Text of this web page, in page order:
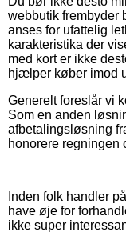
webbutik frembyder
anses for ufattelig
karakteristika der
med kort er ikke
hjælper køber imod
Generelt foreslår vi
Som en anden
afbetalingsløsning
honorere regningen
Inden folk handler
have øje for
ikke super